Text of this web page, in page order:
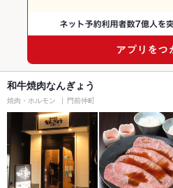
和牛焼肉なんぎょう
焼肉・ホルモン 門前仲町